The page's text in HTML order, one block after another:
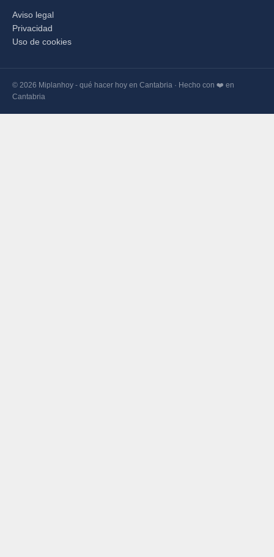
Aviso legal
Privacidad
Uso de cookies
© 2026 Miplanhoy - qué hacer hoy en Cantabria · Hecho con ❤️ en
Cantabria